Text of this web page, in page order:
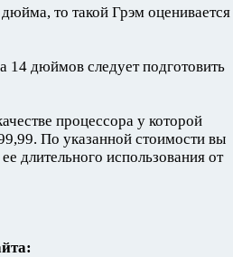
то такой Грэм оценивается
14 дюймов следует подготовить
процессора у которой
По указанной стоимости вы
длительного использования от